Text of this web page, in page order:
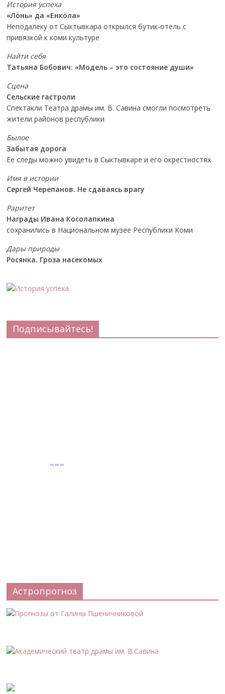
История успеха
«Лöнь» да «Енкöла»
Неподалеку от Сыктывкара открылся бутик-отель с
привязкой к коми культуре
Найти себя
Татьяна Бобович: «Модель – это состояние души»
Сцена
Сельские гастроли
Спектакли Театра драмы им. В. Савина смогли посмотреть
жители районов республики
Былое
Забытая дорога
Ее следы можно увидеть в Сыктывкаре и его окрестностях
Имя в истории
Сергей Черепанов. Не сдаваясь врагу
Раритет
Награды Ивана Косолапкина
сохранились в Национальном музее Республики Коми
Дары природы
Росянка. Гроза насекомых
Подписывайтесь!
Астропрогноз